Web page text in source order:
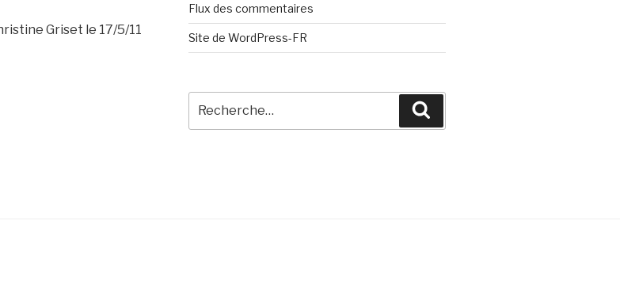
Griset le 17/5/11
Flux des commentaires
Site de WordPress-FR
pour
: